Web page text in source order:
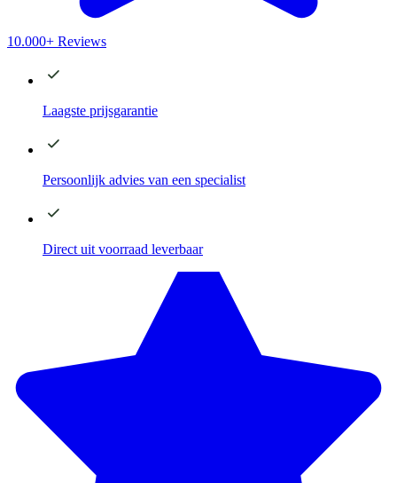
10.000+ Reviews
Laagste prijsgarantie
Persoonlijk advies van een specialist
Direct uit voorraad leverbaar